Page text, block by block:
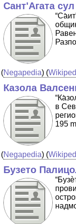
Сант'Агата
(Negapedia) (
Казола
в
195
(Negapedia) (
Бузето